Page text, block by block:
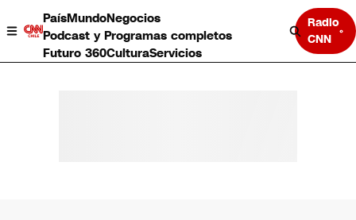
PaísMundoNegocios
Podcast y Programas completos
Futuro 360CulturaServicios
Radio
CNN